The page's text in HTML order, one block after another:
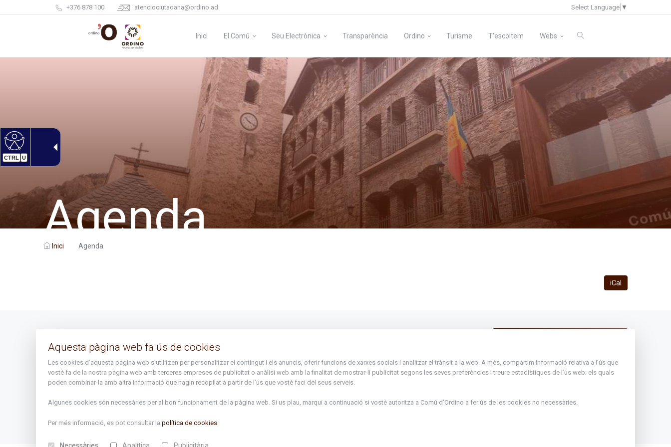
CTRL U
+376 878 100 atenciociutadana@ordino.ad Select Language ▼
Inici El Comú Seu Electrònica Transparència Ordino Turisme T'escoltem Webs
Agenda
Inici Agenda
iCal
+376 878 100
de juny fins al divendres de la setmana de Meritxell :
d'Ordino en el teu correu
Aquesta pàgina web fa ús de cookies
Les cookies d’aquesta pàgina web s’utilitzen per personalitzar el contingut i els anuncis, oferir funcions de xarxes socials i analitzar el trànsit a la web. A més, compartim informació relativa a l’ús que
vostè fa de la nostra pàgina web amb terceres empreses de publicitat o anàlisi web amb la finalitat de mostrar-li publicitat segons les seves preferències i treure estadístiques de l’ús web; els quals
poden combinar-la amb altra informació que hagin recopilat a partir de l’ús que vostè faci del seus serveis.
Algunes cookies són necessàries per al bon funcionament de la pàgina web. Si us plau, marqui a continuació si vostè autoritza a Comú d'Ordino a fer ús de les cookies no necessàries.
Per més informació, es pot consultar la política de cookies.